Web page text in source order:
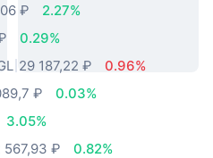
₽
2.27%
0.29%
29 187,22 ₽
0.96%
₽
0.03%
3.05%
567,93 ₽
0.82%